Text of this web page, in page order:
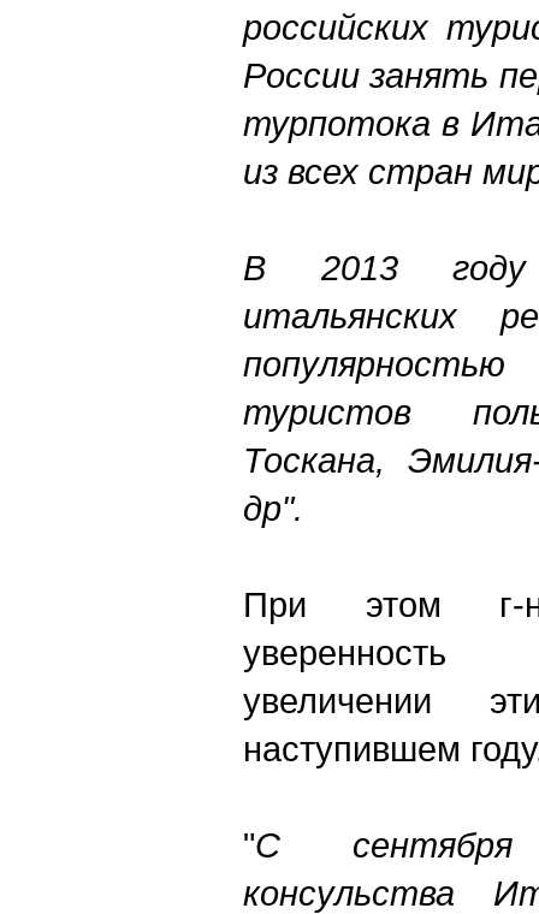
российских
России занять
турпотока в
из всех стран
В 2013 году
итальянских
туристов
Тоскана,
др".
При этом г-
увеличении
наступившем
"С сентября
консульства